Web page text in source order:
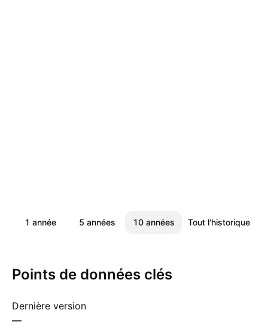
1 année 5 années 10 années Tout l'historique
Points de données clés
Dernière version
—